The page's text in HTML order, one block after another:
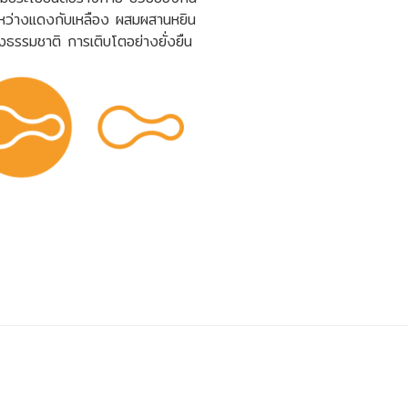
ว่างแดงกับเหลือง ผสมผสานหยิน
รรมชาติ การเติบโตอย่างยั่งยืน